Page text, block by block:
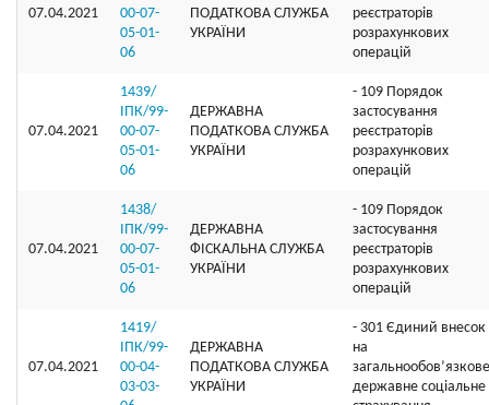
07.04.2021
00-07-
05-01-
06
ПОДАТКОВА СЛУЖБА
УКРАЇНИ
реєстраторів
розрахункових
операцій
07.04.2021
1439/
ІПК/99-
00-07-
05-01-
06
ДЕРЖАВНА
ПОДАТКОВА СЛУЖБА
УКРАЇНИ
- 109 Порядок
застосування
реєстраторів
розрахункових
операцій
07.04.2021
1438/
ІПК/99-
00-07-
05-01-
06
ДЕРЖАВНА
ФІСКАЛЬНА СЛУЖБА
УКРАЇНИ
- 109 Порядок
застосування
реєстраторів
розрахункових
операцій
07.04.2021
1419/
ІПК/99-
00-04-
03-03-
ДЕРЖАВНА
ПОДАТКОВА СЛУЖБА
УКРАЇНИ
- 301 Єдиний внесок
на
загальнообов’язкове
державне соціальне